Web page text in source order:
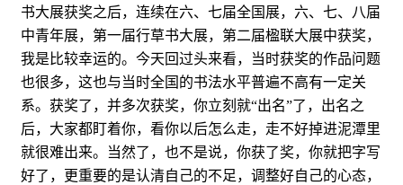
书大展获奖之后，连续在六、七届全国展，六、七、八届
中青年展，第一届行草书大展，第二届楹联大展中获奖，
我是比较幸运的。今天回过头来看，当时获奖的作品问题
也很多，这也与当时全国的书法水平普遍不高有一定关
系。获奖了，并多次获奖，你立刻就“出名”了，出名之
后，大家都盯着你，看你以后怎么走，走不好掉进泥潭里
就很难出来。当然了，也不是说，你获了奖，你就把字写
好了，更重要的是认清自己的不足，调整好自己的心态，